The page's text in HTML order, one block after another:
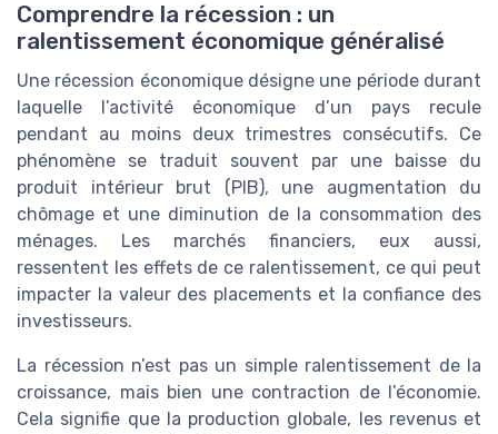
Comprendre la récession : un
ralentissement économique généralisé
Une récession économique désigne une période durant
laquelle l’activité économique d’un pays recule
pendant au moins deux trimestres consécutifs. Ce
phénomène se traduit souvent par une baisse du
produit intérieur brut (PIB), une augmentation du
chômage et une diminution de la consommation des
ménages. Les marchés financiers, eux aussi,
ressentent les effets de ce ralentissement, ce qui peut
impacter la valeur des placements et la confiance des
investisseurs.
La récession n’est pas un simple ralentissement de la
croissance, mais bien une contraction de l’économie.
Cela signifie que la production globale, les revenus et